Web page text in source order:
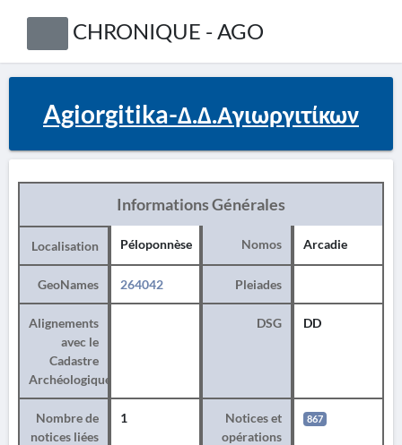
CHRONIQUE - AGO
Agiorgitika-Δ.Δ.Αγιωργιτίκων
Informations Générales
Localisation Péloponnèse Nomos Arcadie
GeoNames 264042 Pleiades
Alignements
avec le
Cadastre
Archéologique
DSG DD
Nombre de
notices liées
1
Notices et
opérations
867